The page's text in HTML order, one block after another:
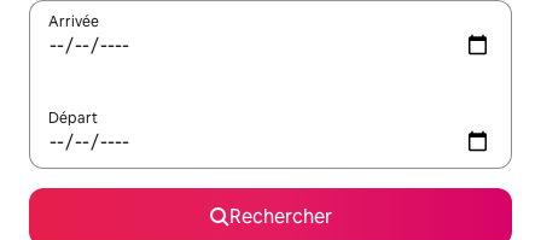
Arrivée
Départ
Rechercher